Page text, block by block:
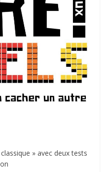
» avec deux tests